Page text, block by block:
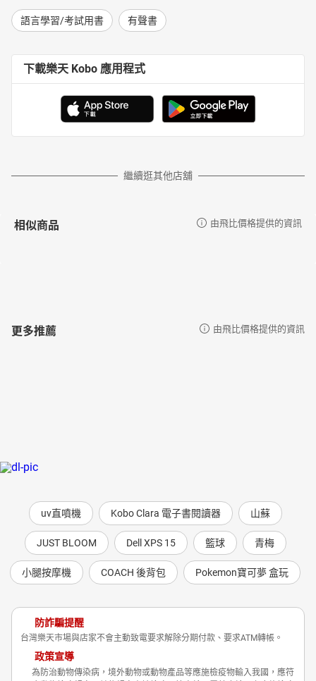
語言學習/考試用書 有聲書
下載樂天 Kobo 應用程式
繼續逛其他店舖
相似商品 由飛比價格提供的資訊
更多推薦 由飛比價格提供的資訊
uv直噴機 Kobo Clara 電子書閱讀器 山蘇
JUST BLOOM Dell XPS 15 籃球 青梅
小腿按摩機 COACH 後背包 Pokemon寶可夢 盒玩
防詐騙提醒
台灣樂天市場與店家不會主動致電要求解除分期付款、要求ATM轉帳。
政策宣導
為防治動物傳染病，境外動物或動物產品等應施檢疫物輸入我國，應符